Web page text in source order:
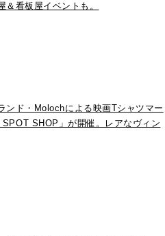
＆看板屋イベントも。
ンド・Molochによる映画Tシャツマー
SHOP」が開催。レアなヴィン